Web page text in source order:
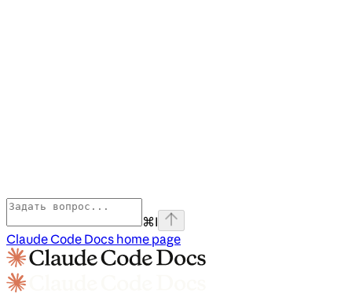
⌘I
Claude Code Docs home page